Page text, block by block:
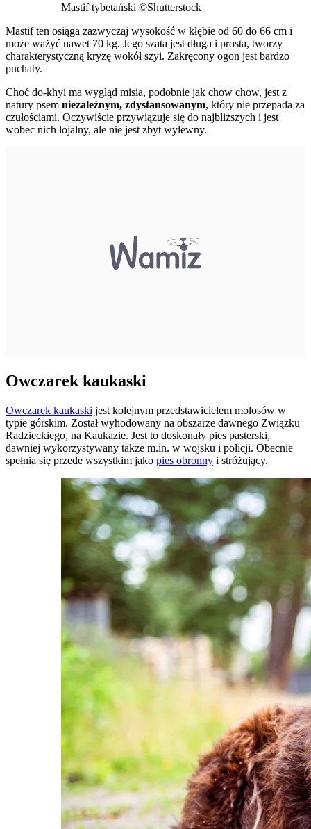
Mastif tybetański ©Shutterstock
Mastif ten osiąga zazwyczaj wysokość w kłębie od 60 do 66 cm i
może ważyć nawet 70 kg. Jego szata jest długa i prosta, tworzy
charakterystyczną kryzę wokół szyi. Zakręcony ogon jest bardzo
puchaty.
Choć do-khyi ma wygląd misia, podobnie jak chow chow, jest z
natury psem niezależnym, zdystansowanym, który nie przepada za
czułościami. Oczywiście przywiązuje się do najbliższych i jest
wobec nich lojalny, ale nie jest zbyt wylewny.
Owczarek kaukaski
Owczarek kaukaski jest kolejnym przedstawicielem molosów w
typie górskim. Został wyhodowany na obszarze dawnego Związku
Radzieckiego, na Kaukazie. Jest to doskonały pies pasterski,
dawniej wykorzystywany także m.in. w wojsku i policji. Obecnie
spełnia się przede wszystkim jako pies obronny i stróżujący.